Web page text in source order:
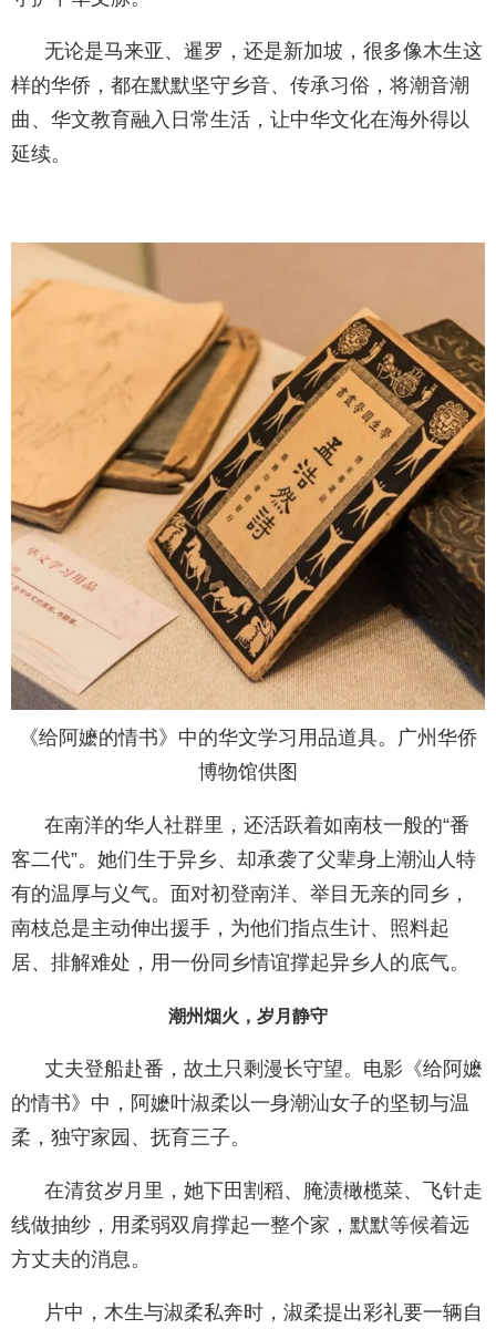
无论是马来亚、暹罗，还是新加坡，很多像木生这
样的华侨，都在默默坚守乡音、传承习俗，将潮音潮
曲、华文教育融入日常生活，让中华文化在海外得以
延续。
《给阿嬷的情书》中的华文学习用品道具。广州华侨
博物馆供图
在南洋的华人社群里，还活跃着如南枝一般的“番
客二代”。她们生于异乡、却承袭了父辈身上潮汕人特
有的温厚与义气。面对初登南洋、举目无亲的同乡，
南枝总是主动伸出援手，为他们指点生计、照料起
居、排解难处，用一份同乡情谊撑起异乡人的底气。
潮州烟火，岁月静守
丈夫登船赴番，故土只剩漫长守望。电影《给阿嬷
的情书》中，阿嬷叶淑柔以一身潮汕女子的坚韧与温
柔，独守家园、抚育三子。
在清贫岁月里，她下田割稻、腌渍橄榄菜、飞针走
线做抽纱，用柔弱双肩撑起一整个家，默默等候着远
方丈夫的消息。
片中，木生与淑柔私奔时，淑柔提出彩礼要一辆自